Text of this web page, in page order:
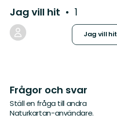
Jag vill hit 1
Jag vill hit
Frågor och svar
Ställ en fråga till andra
Naturkartan-användare.